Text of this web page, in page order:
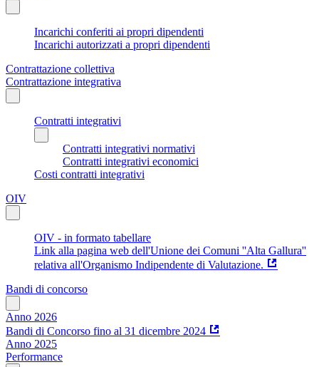
Incarichi conferiti ai propri dipendenti
Incarichi autorizzati a propri dipendenti
Contrattazione collettiva
Contrattazione integrativa
Contratti integrativi
Contratti integrativi normativi
Contratti integrativi economici
Costi contratti integrativi
OIV
OIV - in formato tabellare
Link alla pagina web dell'Unione dei Comuni ''Alta Gallura''
relativa all'Organismo Indipendente di Valutazione.
Bandi di concorso
Anno 2026
Bandi di Concorso fino al 31 dicembre 2024
Anno 2025
Performance